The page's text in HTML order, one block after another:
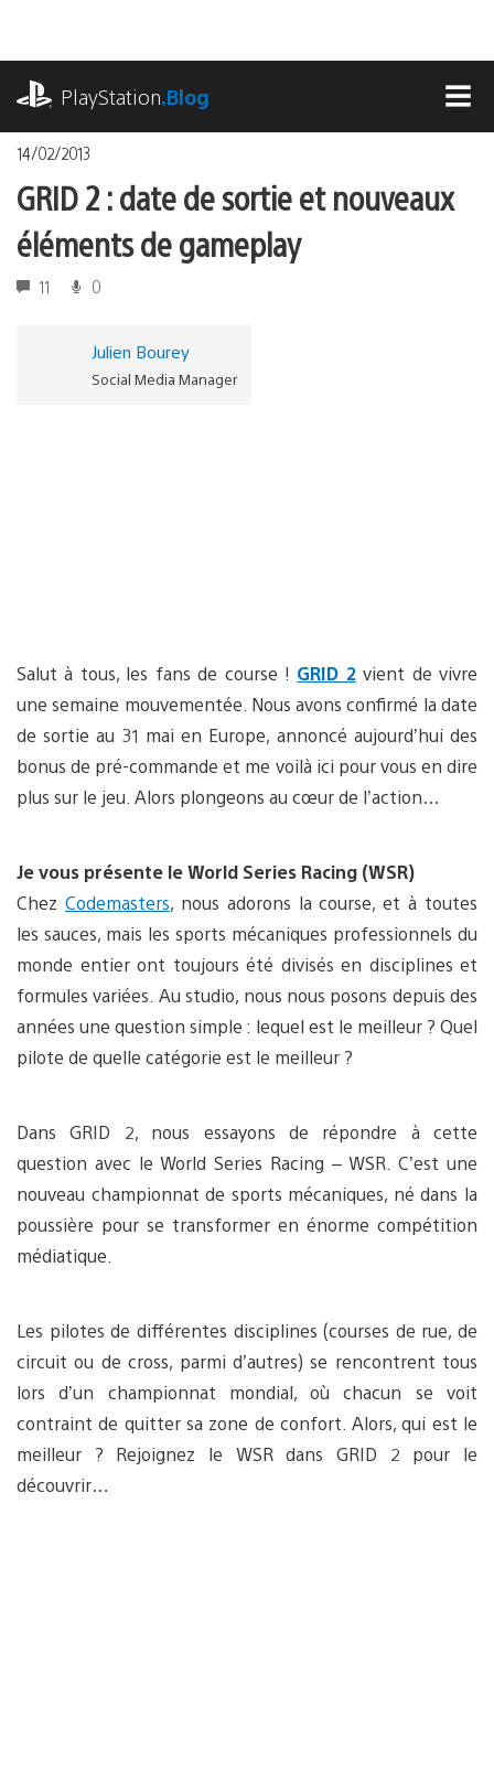
contenu
PlayStation.Blog
14/02/2013
GRID 2 : date de sortie et nouveaux
éléments de gameplay
11 0
Julien Bourey
Social Media Manager
Salut à tous, les fans de course ! GRID 2vient de vivre
une semaine mouvementée. Nous avons confirmé la date
de sortie au 31 mai en Europe, annoncé aujourd’hui des
bonus de pré-commande et me voilà ici pour vous en dire
plus sur le jeu. Alors plongeons au cœur de l’action…
Je vous présente le World Series Racing (WSR)
Chez Codemasters, nous adorons la course, et à toutes
les sauces, mais les sports mécaniques professionnels du
monde entier ont toujours été divisés en disciplines et
formules variées. Au studio, nous nous posons depuis des
années une question simple : lequel est le meilleur ? Quel
pilote de quelle catégorie est le meilleur ?
Dans GRID 2, nous essayons de répondre à cette
question avec le World Series Racing – WSR. C’est une
nouveau championnat de sports mécaniques, né dans la
poussière pour se transformer en énorme compétition
médiatique.
Les pilotes de différentes disciplines (courses de rue, de
circuit ou de cross, parmi d’autres) se rencontrent tous
lors d’un championnat mondial, où chacun se voit
contraint de quitter sa zone de confort. Alors, qui est le
meilleur ? Rejoignez le WSR dans GRID 2 pour le
découvrir…